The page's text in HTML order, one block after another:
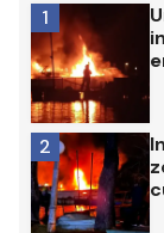
1
2